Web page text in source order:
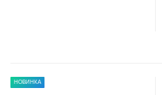
НОВИНКА